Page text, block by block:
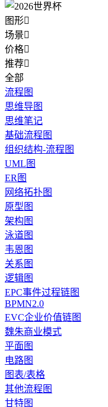
图形
场景
价格
推荐
全部
流程图
思维导图
思维笔记
基础流程图
组织结构-流程图
UML图
ER图
网络拓扑图
原型图
架构图
泳道图
韦恩图
关系图
逻辑图
EPC事件过程链图
BPMN2.0
EVC企业价值链图
魏朱商业模式
平面图
电路图
图表/表格
其他流程图
甘特图